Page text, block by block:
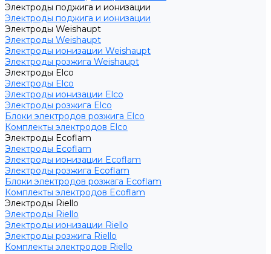
Электроды поджига и ионизации
Электроды поджига и ионизации
Электроды Weishaupt
Электроды Weishaupt
Электроды ионизации Weishaupt
Электроды розжига Weishaupt
Электроды Elco
Электроды Elco
Электроды ионизации Elco
Электроды розжига Elco
Блоки электродов розжига Elco
Комплекты электродов Elco
Электроды Ecoflam
Электроды Ecoflam
Электроды ионизации Ecoflam
Электроды розжига Ecoflam
Блоки электродов розжага Ecoflam
Комплекты электродов Ecoflam
Электроды Riello
Электроды Riello
Электроды ионизации Riello
Электроды розжига Riello
Комплекты электродов Riello